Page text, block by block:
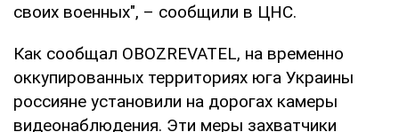
своих военных", – сообщили в ЦНС.
Как сообщал OBOZREVATEL, на временно
оккупированных территориях юга Украины
россияне установили на дорогах камеры
видеонаблюдения. Эти меры захватчики